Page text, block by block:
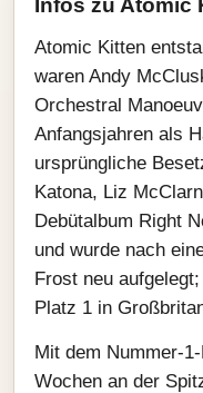
Infos zu Atomic
Atomic Kitten
waren Andy
Orchestral
Anfangsjahren als
ursprüngliche
Katona, Liz
Debütalbum Right
und wurde nach
Frost neu
Platz 1 in
Mit dem
Wochen an der